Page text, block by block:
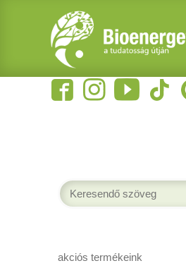
akciós termékeink